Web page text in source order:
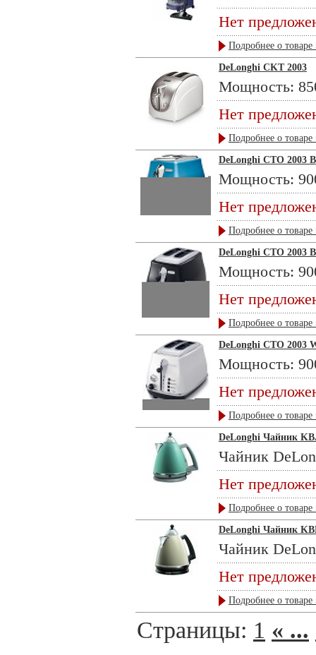
Нет
Подробнее о товаре
DeLonghi СKT 2003
Мощность:
Нет
Подробнее о товаре
DeLonghi СTO 2003 B
Мощность:
Нет
Подробнее о товаре
DeLonghi СTO 2003
Мощность:
Нет
Подробнее о товаре
DeLonghi СTO 2003
Мощность:
Нет
Подробнее о товаре
DeLonghi Чайник
Чайник
Нет
Подробнее о товаре
DeLonghi Чайник
Чайник
Нет
Подробнее о товаре
Страницы: 1 « ...